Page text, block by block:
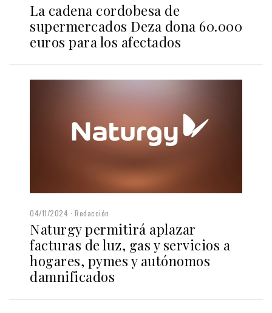
La cadena cordobesa de
supermercados Deza dona 60.000
euros para los afectados
04/11/2024 Redacción
Naturgy permitirá aplazar
facturas de luz, gas y servicios a
hogares, pymes y autónomos
damnificados